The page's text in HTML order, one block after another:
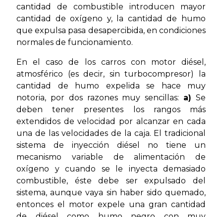
cantidad de combustible introducen mayor
cantidad de oxígeno y, la cantidad de humo
que expulsa pasa desapercibida, en condiciones
normales de funcionamiento.
En el caso de los carros con motor diésel,
atmosférico (es decir, sin turbocompresor) la
cantidad de humo expelida se hace muy
notoria, por dos razones muy sencillas: a) Se
deben tener presentes los rangos más
extendidos de velocidad por alcanzar en cada
una de las velocidades de la caja. El tradicional
sistema de inyección diésel no tiene un
mecanismo variable de alimentación de
oxígeno y cuando se le inyecta demasiado
combustible, éste debe ser expulsado del
sistema, aunque vaya sin haber sido quemado,
entonces el motor expele una gran cantidad